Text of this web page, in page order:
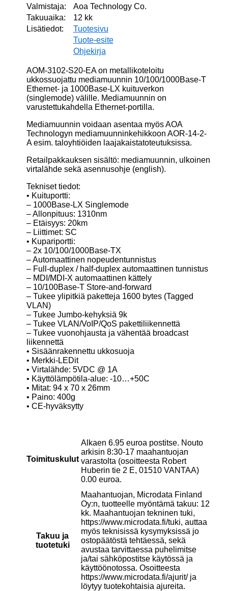
Valmistaja:
Aoa Technology Co.
Takuuaika:
12 kk
Lisätiedot:
Tuotesivu
Tuote-esite
Ohjekirja
AOM-3102-S20-EA on metallikoteloitu
ukkossuojattu mediamuunnin 10/100/1000Base-T
Ethernet- ja 1000Base-LX kuituverkon
(singlemode) välille. Mediamuunnin on
varustettukahdella Ethernet-portilla.
Mediamuunnin voidaan asentaa myös AOA
Technologyn mediamuunninkehikkoon AOR-14-2-
A esim. taloyhtiöiden laajakaistatoteutuksissa.
Retailpakkauksen sisältö: mediamuunnin, ulkoinen
virtalähde sekä asennusohje (english).
Tekniset tiedot:
• Kuituportti:
– 1000Base-LX Singlemode
– Allonpituus: 1310nm
– Etäisyys: 20km
– Liittimet: SC
• Kupariportti:
– 2x 10/100/1000Base-TX
– Automaattinen nopeudentunnistus
– Full-duplex / half-duplex automaattinen tunnistus
– MDI/MDI-X automaattinen kättely
– 10/100Base-T Store-and-forward
– Tukee ylipitkiä paketteja 1600 bytes (Tagged
VLAN)
– Tukee Jumbo-kehyksiä 9k
– Tukee VLAN/VoIP/QoS pakettiliikennettä
– Tukee vuonohjausta ja vähentää broadcast
liikennettä
• Sisäänrakennettu ukkosuoja
• Merkki-LEDit
• Virtalähde: 5VDC @ 1A
• Käyttölämpötila-alue: -10…+50C
• Mitat: 94 x 70 x 26mm
• Paino: 400g
• CE-hyväksytty
Toimituskulut
Alkaen 6.95 euroa postitse. Nouto
arkisin 8:30-17 maahantuojan
varastolta (osoitteesta Robert
Huberin tie 2 E, 01510 VANTAA)
0.00 euroa.
Takuu ja
tuotetuki
Maahantuojan, Microdata Finland
Oy:n, tuotteelle myöntämä takuu: 12
kk. Maahantuojan tekninen tuki,
https://www.microdata.fi/tuki, auttaa
myös teknisissä kysymyksissä jo
ostopäätöstä tehtäessä, sekä
avustaa tarvittaessa puhelimitse
ja/tai sähköpostitse käytössä ja
käyttöönotossa. Osoitteesta
https://www.microdata.fi/ajurit/ ja
löytyy tuotekohtaisia ajureita.